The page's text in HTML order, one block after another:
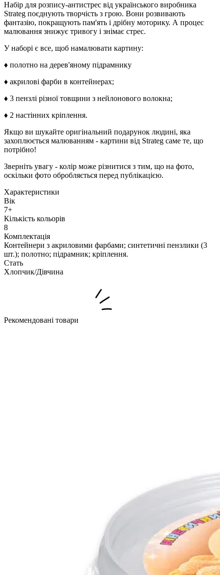
Набір для розпису-антистрес від українського виробника
Strateg поєднують творчість з грою. Вони розвивають
фантазію, покращують пам'ять і дрібну моторику. А процес
малювання знижує тривогу і знімає стрес.
У наборі є все, щоб намалювати картину:
♦ полотно на дерев'яному підрамнику
♦ акрилові фарби в контейнерах;
♦ 3 пензлі різної товщини з нейлонового волокна;
♦ 2 настінних кріплення.
Якщо ви шукайте оригінальний подарунок людині, яка
захоплюється малюванням - картини від Strateg саме те, що
потрібно!
Зверніть увагу - колір може різнитися з тим, що на фото,
оскільки фото обробляється перед публікацією.
Характеристики
Вік
7+
Кількість кольорів
8
Комплектація
Контейнери з акриловими фарбами; синтетичні пензлики (3
шт.); полотно; підрамник; кріплення.
Стать
Хлопчик/Дiвчина
Рекомендовані товари